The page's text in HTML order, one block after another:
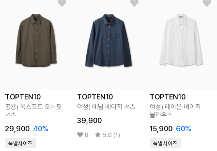
TOPTEN10
공용) 옥스포드 오버핏
셔츠
29,900 40%
특별사이즈
TOPTEN10
여성) 데님 베이직 셔츠
39,900
8 5.0 (1)
TOPTEN10
여성) 레이온 베이직
블라우스
15,900 60%
특별사이즈